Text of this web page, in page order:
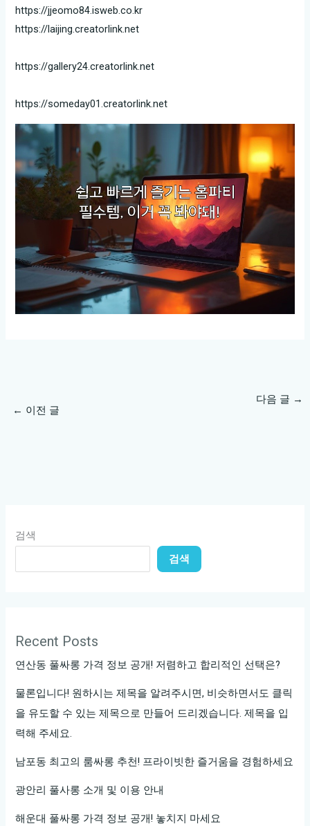
https://jjeomo84.isweb.co.kr
https://laijing.creatorlink.net
https://gallery24.creatorlink.net
https://someday01.creatorlink.net
← 이전 글
다음 글 →
검색
검색
Recent Posts
연산동 풀싸롱 가격 정보 공개! 저렴하고 합리적인 선택은?
물론입니다! 원하시는 제목을 알려주시면, 비슷하면서도 클릭
을 유도할 수 있는 제목으로 만들어 드리겠습니다. 제목을 입
력해 주세요.
남포동 최고의 룸싸롱 추천! 프라이빗한 즐거움을 경험하세요
광안리 풀사롱 소개 및 이용 안내
해운대 풀싸롱 가격 정보 공개! 놓치지 마세요